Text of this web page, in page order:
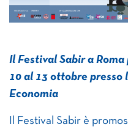
Il Festival Sabir a
10 al 13 ottobre presso
Economia
Il Festival Sabir è